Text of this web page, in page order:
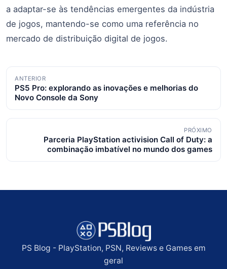
a adaptar-se às tendências emergentes da indústria
de jogos, mantendo-se como uma referência no
mercado de distribuição digital de jogos.
Navegação
de
posts
ANTERIOR
PS5 Pro: explorando as inovações e melhorias do
Novo Console da Sony
PRÓXIMO
Parceria PlayStation activision Call of Duty: a
combinação imbatível no mundo dos games
PS Blog - PlayStation, PSN, Reviews e Games em
geral